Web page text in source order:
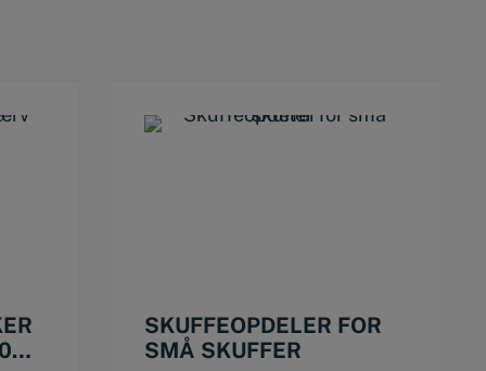
SKUFFEOPDELER FOR
SMÅ SKUFFER